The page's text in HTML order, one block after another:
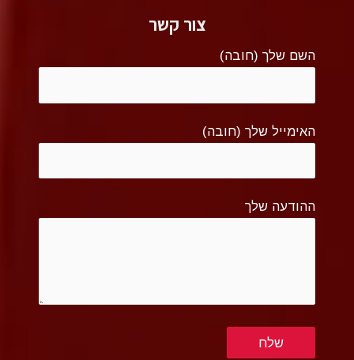
צור קשר
השם שלך (חובה)
האימייל שלך (חובה)
ההודעה שלך